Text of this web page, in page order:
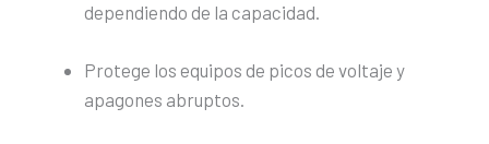
dependiendo de la capacidad.
Protege los equipos de picos de voltaje y
apagones abruptos.